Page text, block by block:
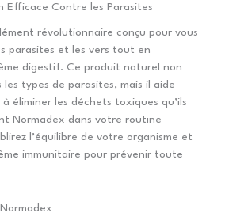
Efficace Contre les Parasites
révolutionnaire conçu pour vous
parasites et les vers tout en
digestif. Ce produit naturel non
types de parasites, mais il aide
éliminer les déchets toxiques qu’ils
Normadex dans votre routine
l’équilibre de votre organisme et
immunitaire pour prévenir toute